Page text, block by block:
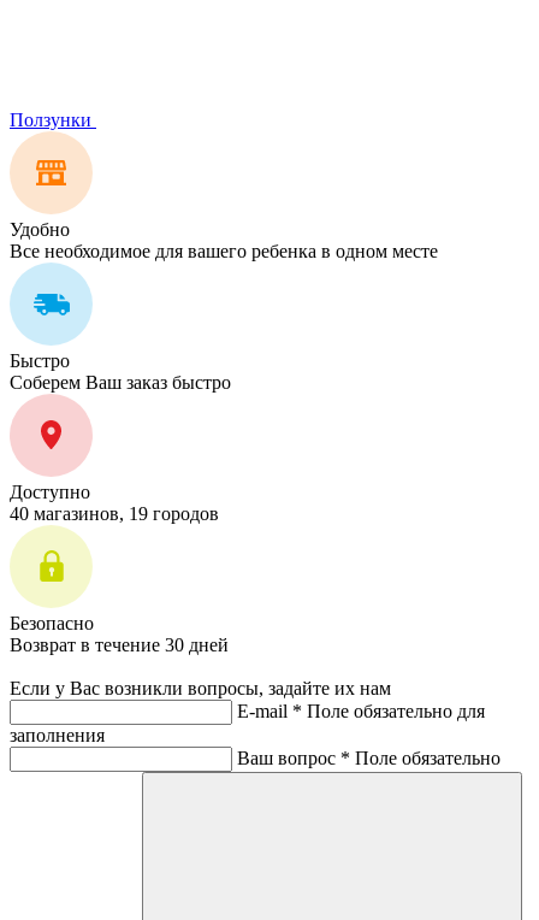
Ползунки
Удобно
Все необходимое для вашего ребенка в одном месте
Быстро
Соберем Ваш заказ быстро
Доступно
40 магазинов, 19 городов
Безопасно
Возврат в течение 30 дней
Если у Вас возникли вопросы, задайте их нам
E-mail * Поле обязательно для
заполнения
Ваш вопрос * Поле обязательно